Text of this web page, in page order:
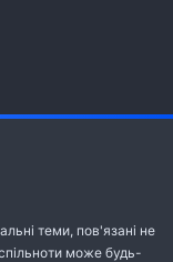
теми, пов'язані не
може будь-